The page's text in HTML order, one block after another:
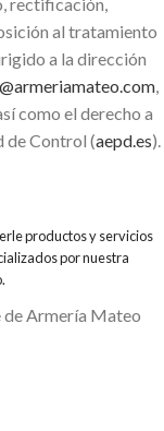
al tratamiento
a la dirección
como el derecho a
de Control (aepd.es).
productos y servicios
por nuestra
Armería Mateo